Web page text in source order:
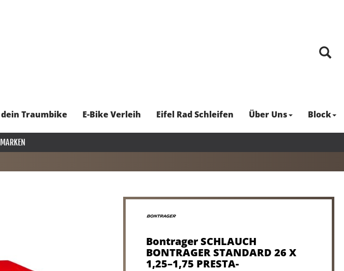
dein Traumbike E-Bike Verleih Eifel Rad Schleifen Über Uns Block
MARKEN
Bontrager SCHLAUCH
BONTRAGER STANDARD 26 X
1,25–1,75 PRESTA-